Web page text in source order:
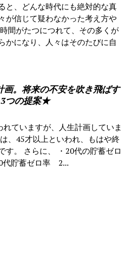
と、どんな時代にも絶対的な真
が信じて疑わなかった考え方や
間がたつにつれて、その多くが
かになり、人々はそのたびに自
画。将来の不安を吹き飛ばす
3つの提案★
ていますが、人生計画していま
、45才以上といわれ、もはや終
す。 さらに、 ・20代の貯蓄ゼロ
貯蓄ゼロ率 2...